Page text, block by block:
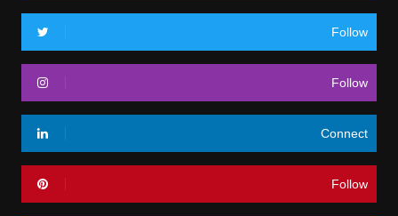
Follow
Follow
Connect
Follow